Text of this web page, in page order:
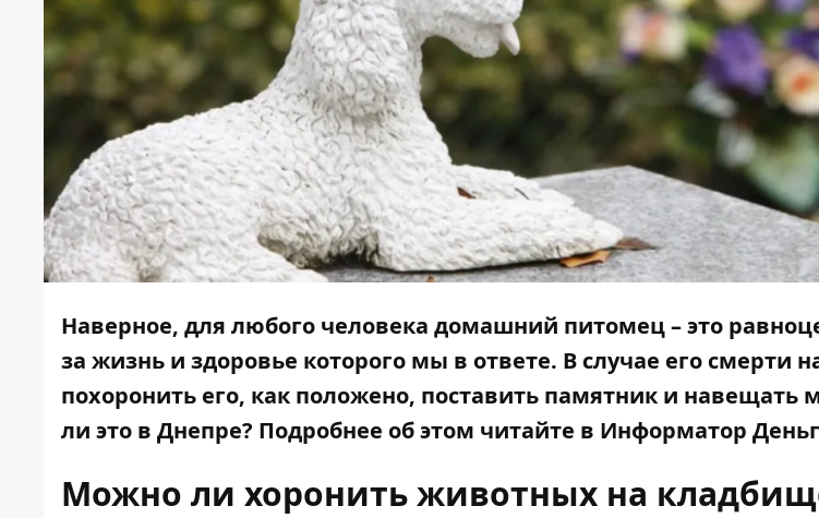
Наверное, для любого человека домашний питомец – это
за жизнь и здоровье которого мы в ответе. В случае его смерти
похоронить его, как положено, поставить памятник и навещать
ли это в Днепре? Подробнее об этом читайте в Информатор
Можно ли хоронить животных на